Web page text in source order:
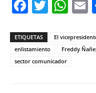
ETIQUETAS
El
enlistamiento
Freddy
sector comunicador